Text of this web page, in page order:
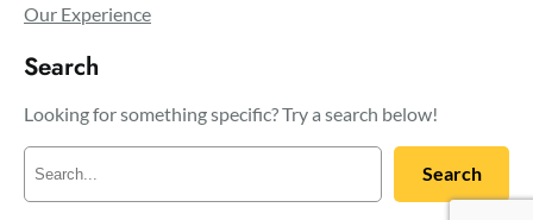
Our Experience
Search
Looking for something specific? Try a search below!
c
Search